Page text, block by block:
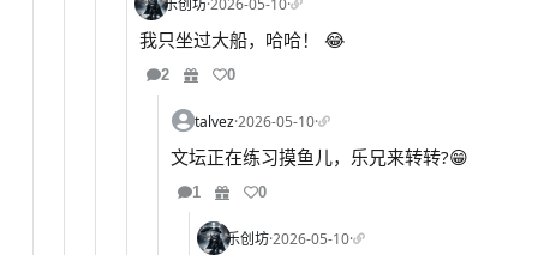
我只坐过大船，哈哈！ 😂
2 0
talvez·2026-05-10·
文坛正在练习摸鱼儿，乐兄来转转?😁
1 0
乐创坊·2026-05-10·